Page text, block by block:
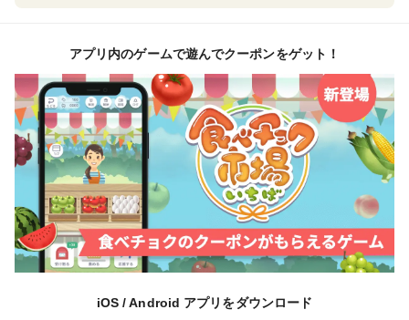
アプリ内のゲームで遊んでクーポンをゲット！
iOS / Android アプリをダウンロード